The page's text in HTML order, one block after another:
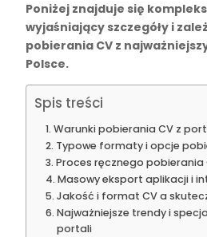
Poniżej znajduje się
wyjaśniający szczegóły i
pobierania CV z
Polsce.
Spis treści
Warunki pobierania CV z
Typowe formaty i opcje
Proces ręcznego pobierania
Masowy eksport aplikacji i
Jakość i format CV a
Najważniejsze trendy i
portali